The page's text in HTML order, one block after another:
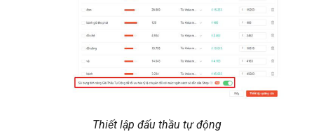
Thiết lập đấu thầu tự động